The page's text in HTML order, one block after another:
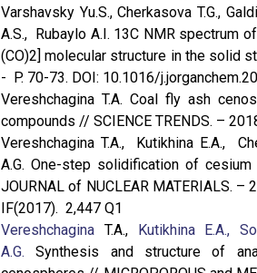
Varshavsky Yu.S., Cherkasova T.G.,
A.S., Rubaylo A.I. 13C NMR spectrum
(CO)2] molecular structure in the solid
- P. 70-73. DOI: 10.1016/
Vereshchagina T.A. Coal fly ash
compounds // SCIENCE TRENDS. –
Vereshchagina T.A., Kutikhina E.A.,
A.G. One-step solidification of
JOURNAL of NUCLEAR MATERIALS. –
IF(2017). 2,447 Q1
Vereshchagina T.A., Kutikhina E.A.,
A.G. Synthesis and structure of